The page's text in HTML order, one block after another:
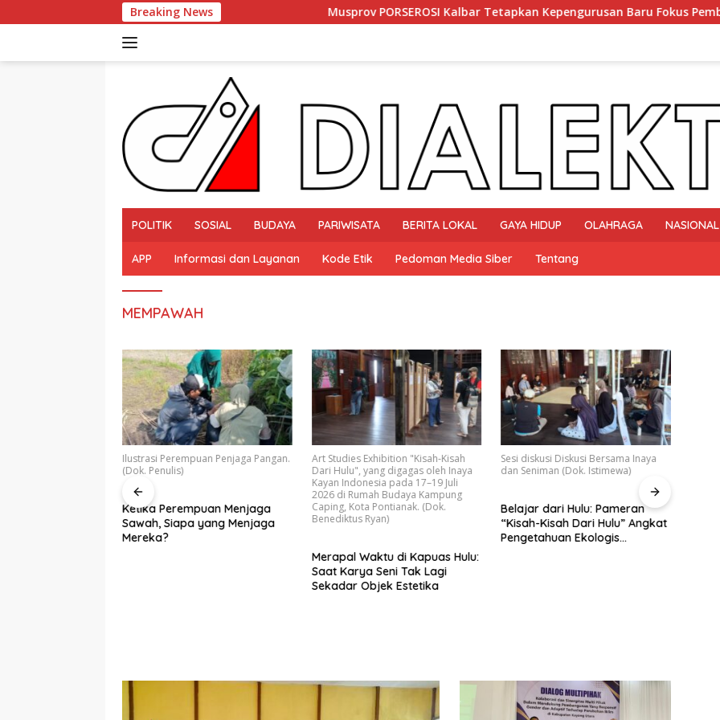
ke
Breaking News Musprov PORSEROSI Kalbar Tetapkan Kepengurusan Baru Fokus Pembinaan Atlet dan
POLITIK SOSIAL BUDAYA PARIWISATA BERITA LOKAL GAYA HIDUP OLAHRAGA NASIONAL
APP Informasi dan Layanan Kode Etik Pedoman Media Siber Tentang
MEMPAWAH
Ilustrasi Perempuan Penjaga Pangan.
(Dok. Penulis)
Ketika Perempuan Menjaga
Sawah, Siapa yang Menjaga
Mereka?
Art Studies Exhibition "Kisah-Kisah
Dari Hulu", yang digagas oleh Inaya
Kayan Indonesia pada 17–19 Juli
2026 di Rumah Budaya Kampung
Caping, Kota Pontianak. (Dok.
Benediktus Ryan)
Merapal Waktu di Kapuas Hulu:
Saat Karya Seni Tak Lagi
Sekadar Objek Estetika
Sesi diskusi Diskusi Bersama Inaya
dan Seniman (Dok. Istimewa)
Belajar dari Hulu: Pameran
“Kisah-Kisah Dari Hulu” Angkat
Pengetahuan Ekologis